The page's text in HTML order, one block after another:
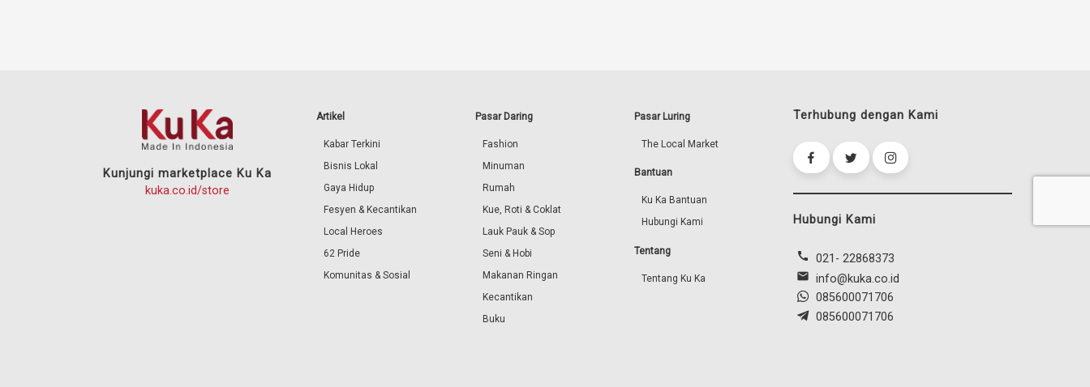
Kunjungi marketplace Ku Ka
kuka.co.id/store
Artikel
Kabar Terkini
Bisnis Lokal
Gaya Hidup
Fesyen & Kecantikan
Local Heroes
62 Pride
Komunitas & Sosial
Pasar Daring
Fashion
Minuman
Rumah
Kue, Roti & Coklat
Lauk Pauk & Sop
Seni & Hobi
Makanan Ringan
Kecantikan
Buku
Pasar Luring
The Local Market
Bantuan
Ku Ka Bantuan
Hubungi Kami
Tentang
Tentang Ku Ka
Terhubung dengan Kami
Hubungi Kami
call 021- 22868373
mail info@kuka.co.id
085600071706
085600071706